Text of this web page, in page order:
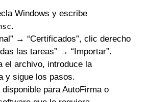
Windows y escribe
.
→ “Certificados”, clic derecho
las tareas” → “Importar”.
el archivo, introduce la
y sigue los pasos.
para AutoFirma o